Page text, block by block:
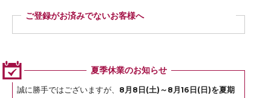
ご登録がお済みでないお客様へ
ご登録いただくと商品ご購入の際、お届け先情報などを毎回ご入力いただかなく
夏季休業のお知らせ
誠に勝手ではございますが、 8月8日(土)～8月16日(日)を夏期